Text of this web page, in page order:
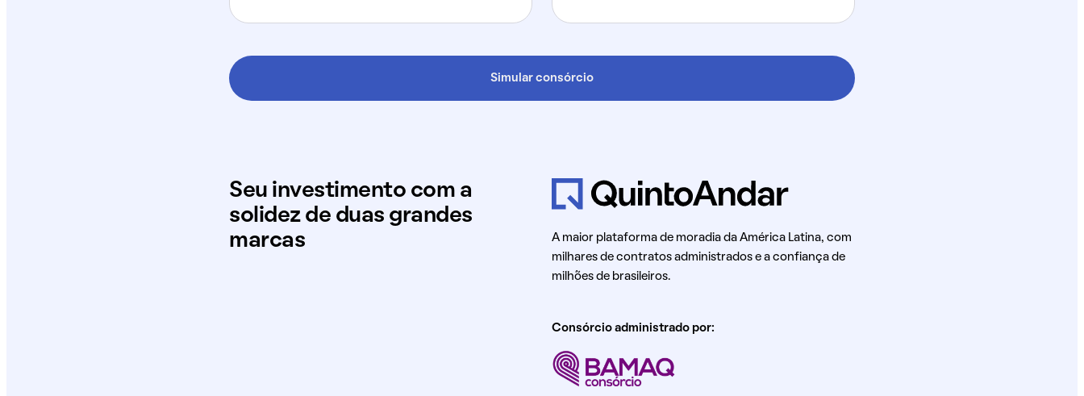
Simular consórcio
Seu investimento com a
solidez de duas grandes
marcas
A maior plataforma de moradia da América Latina, com
milhares de contratos administrados e a confiança de
milhões de brasileiros.
Consórcio administrado por: